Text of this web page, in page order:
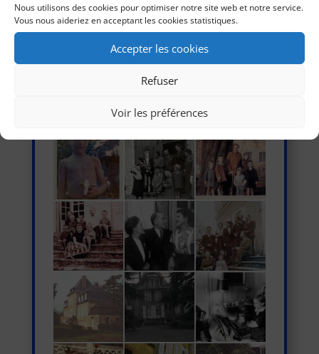
Nous utilisons des cookies pour optimiser notre site web et notre service.
Vous nous aideriez en acceptant les cookies statistiques.
Accepter les cookies
Refuser
Voir les préférences